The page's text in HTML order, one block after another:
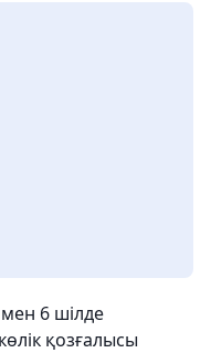
6 шілде
қозғалысы